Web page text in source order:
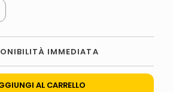
IMMEDIATA
AL CARRELLO